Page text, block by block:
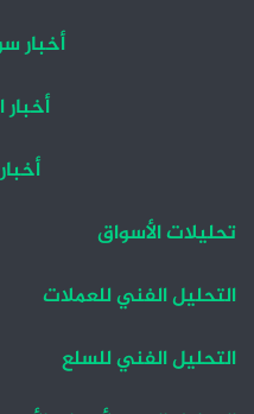
أخبار
تحليلات الأسواق
التحليل الفني للعملات
التحليل الفني للسلع